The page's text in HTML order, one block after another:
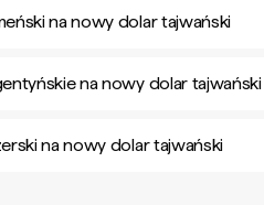
na nowy dolar tajwański
na nowy dolar tajwański
na nowy dolar tajwański